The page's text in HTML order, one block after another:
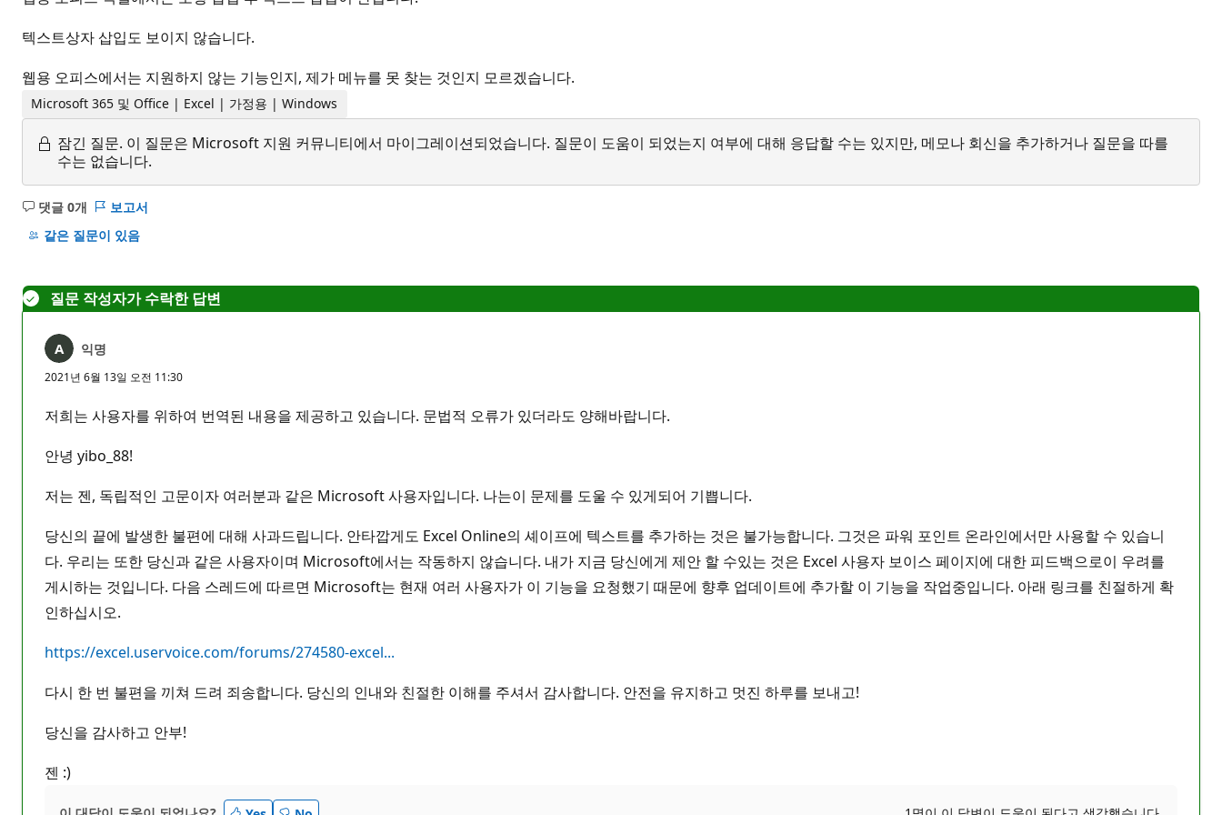
텍스트상자 삽입도 보이지 않습니다.
웹용 오피스에서는 지원하지 않는 기능인지, 제가 메뉴를 못 찾는 것인지 모르겠습니다.
Microsoft 365 및 Office | Excel | 가정용 | Windows
잠긴 질문. 이 질문은 Microsoft 지원 커뮤니티에서 마이그레이션되었습니다. 질문이 도움이 되었는지 여부에 대해 응답할 수는 있지만, 메모나 회신을 추가하거나 질문을 따를
수는 없습니다.
댓글 0개
설
명
보고서
같은 질문이 있음
질문 작성자가 수락한 답변
익명
2021년 6월 13일 오전 11:30
저희는 사용자를 위하여 번역된 내용을 제공하고 있습니다. 문법적 오류가 있더라도 양해바랍니다.
안녕 yibo_88!
저는 젠, 독립적인 고문이자 여러분과 같은 Microsoft 사용자입니다. 나는이 문제를 도울 수 있게되어 기쁩니다.
당신의 끝에 발생한 불편에 대해 사과드립니다. 안타깝게도 Excel Online의 셰이프에 텍스트를 추가하는 것은 불가능합니다. 그것은 파워 포인트 온라인에서만 사용할 수 있습니
다. 우리는 또한 당신과 같은 사용자이며 Microsoft에서는 작동하지 않습니다. 내가 지금 당신에게 제안 할 수있는 것은 Excel 사용자 보이스 페이지에 대한 피드백으로이 우려를
게시하는 것입니다. 다음 스레드에 따르면 Microsoft는 현재 여러 사용자가 이 기능을 요청했기 때문에 향후 업데이트에 추가할 이 기능을 작업중입니다. 아래 링크를 친절하게 확
인하십시오.
https://excel.uservoice.com/forums/274580-excel...
다시 한 번 불편을 끼쳐 드려 죄송합니다. 당신의 인내와 친절한 이해를 주셔서 감사합니다. 안전을 유지하고 멋진 하루를 보내고!
당신을 감사하고 안부!
젠 :)